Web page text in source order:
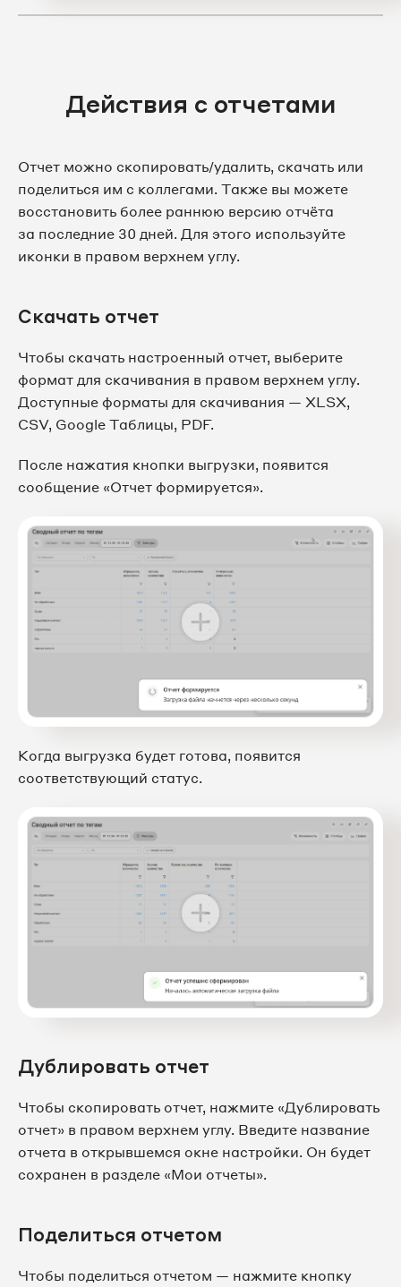
Действия с отчетами
Отчет можно скопировать/удалить, скачать или
поделиться им с коллегами. Также вы можете
восстановить более раннюю версию отчёта
за последние 30 дней. Для этого используйте
иконки в правом верхнем углу.
Скачать отчет
Чтобы скачать настроенный отчет, выберите
формат для скачивания в правом верхнем углу.
Доступные форматы для скачивания — XLSX,
CSV, Google Таблицы, PDF.
После нажатия кнопки выгрузки, появится
сообщение «Отчет формируется».
Когда выгрузка будет готова, появится
соответствующий статус.
Дублировать отчет
Чтобы скопировать отчет, нажмите «Дублировать
отчет» в правом верхнем углу. Введите название
отчета в открывшемся окне настройки. Он будет
сохранен в разделе «Мои отчеты».
Поделиться отчетом
Чтобы поделиться отчетом — нажмите кнопку